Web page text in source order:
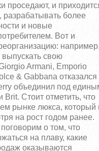
проседают, и
более
и новые
Вот и
свою
Armani, Emporio
& Gabbana отказался
объединил под
Brit. Стоит отметить, что
рынке люкса, который
на рост годом ранее.
о том, что
на плаву, какие
оказываются